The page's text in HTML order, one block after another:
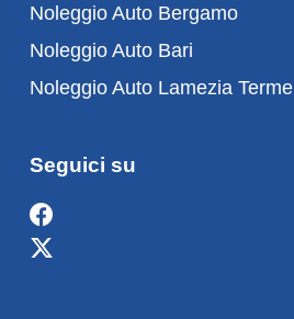
Noleggio Auto Bergamo
Noleggio Auto Bari
Noleggio Auto Lamezia Terme
Seguici su